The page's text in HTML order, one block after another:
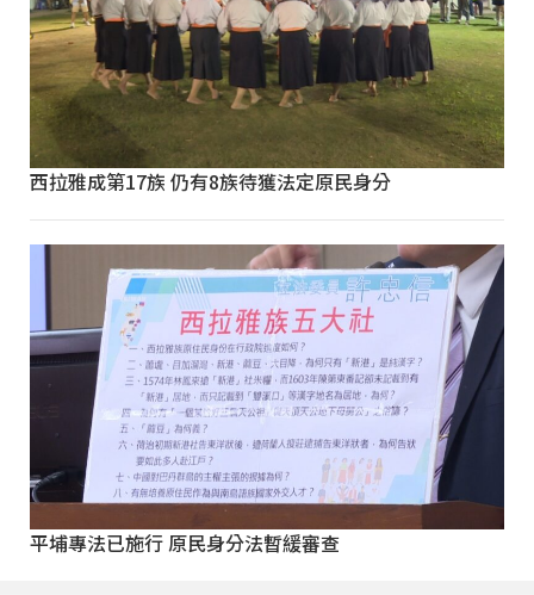
西拉雅成第17族 仍有8族待獲法定原民身分
平埔專法已施行 原民身分法暫緩審查